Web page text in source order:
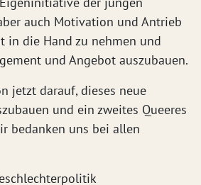
auch Motivation und Antrieb
in die Hand zu nehmen und
und Angebot auszubauen.
jetzt darauf, dieses neue
und ein zweites Queeres
bedanken uns bei allen